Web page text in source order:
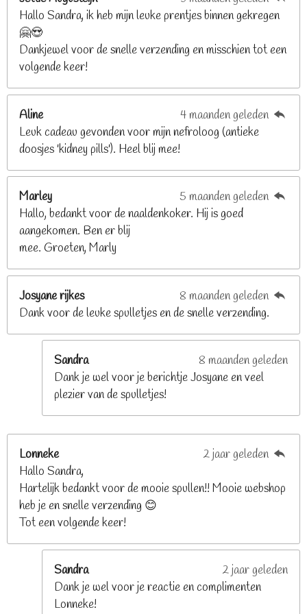
8
8
s
n n n n
Hallo Sandra, ik heb mijn leuke prentjes binnen gekregen
🤗😍
Dankjewel voor de snelle verzending en misschien tot een
volgende keer!
Aline
4 maanden geleden
Leuk cadeau gevonden voor mijn nefroloog (antieke
doosjes 'kidney pills'). Heel blij mee!
Marley
5 maanden geleden
Hallo, bedankt voor de naaldenkoker. Hij is goed
aangekomen. Ben er blij
mee. Groeten, Marly
Josyane rijkes
8 maanden geleden
Dank voor de leuke spulletjes en de snelle verzending.
Sandra
8 maanden geleden
Dank je wel voor je berichtje Josyane en veel
plezier van de spulletjes!
Lonneke
2 jaar geleden
Hallo Sandra,
Hartelijk bedankt voor de mooie spullen!! Mooie webshop
heb je en snelle verzending 😊
Tot een volgende keer!
Sandra
2 jaar geleden
Dank je wel voor je reactie en complimenten
Lonneke!